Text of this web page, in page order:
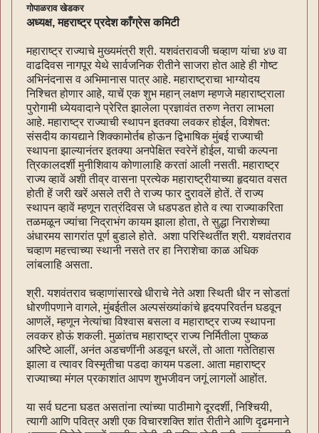
गोपाळराव खेडकर
अध्यक्ष, महराष्ट्र प्रदेश काँग्रेस कमिटी
महाराष्ट्र राज्याचे मुख्यमंत्री श्री. यशवंतरावजी चव्हाण यांचा ४७ वा
वाढदिवस नागपूर येथे सार्वजनिक रीतीने साजरा होत आहे ही गोष्ट
अभिनंदनास व अभिमानास पात्र आहे. महाराष्ट्राचा भाग्योदय
निश्चित होणार आहे, याचें एक शुभ महान् लक्षण म्हणजे महाराष्ट्राला
पुरोगामी ध्येयवादाने प्रेरित झालेला प्रज्ञावंत तरुण नेतरा लाभला
आहे. महाराष्ट्र राज्याची स्थापन इतक्या लवकर होईल, विशेषत:
संसदीय कायद्याने शिक्कामोर्तब होऊन द्विभाषिक मुंबई राज्याची
स्थापना झाल्यानंतर इतक्या अनपेक्षित स्वरेनें होईल, याची कल्पना
त्रिकालदर्शी मुनीशिवाय कोणालाहि करतां आली नसती. महाराष्ट्र
राज्य व्हावें अशी तीव्र वासना प्रत्येक महाराष्ट्रीयाच्या हृदयात वसत
होती हें जरी खरें असले तरी ते राज्य फार दुरावलें होतें. तें राज्य
स्थापन व्हावें म्हणून रात्रंदिवस जे धडपडत होते व त्या राज्याकरिता
तळमळून ज्यांचा निद्राभंग कायम झाला होता, ते सुद्धा निराशेच्या
अंधारमय सागरांत पूर्ण बुडाले होते. अशा परिस्थितींत श्री. यशवंतराव
चव्हाण महत्त्वाच्या स्थानी नसते तर हा निराशेचा काळ अधिक
लांबलाहि असता.
श्री. यशवंतराव चव्हाणांसारखे धीराचे नेते अशा स्थिती धीर न सोडतां
धोरणीपणाने वागले, मुंबईतील अल्पसंख्यांकांचे हृदयपरिवर्तन घडवून
आणलें, म्हणून नेत्यांचा विश्वास बसला व महाराष्ट्र राज्य स्थापना
लवकर होऊं शकली. मुळांतच महाराष्ट्र राज्य निर्मितीला पुष्कळ
अरिष्टे आलीं, अनंत अडचणींनी अडवून धरलें, तो आता गतेतिहास
झाला व त्यावर विस्मृतीचा पडदा कायम पडला. आता महाराष्ट्र
राज्याच्या मंगल प्रकाशांत आपण शुभजीवन जगूं लागलों आहोंत.
या सर्व घटना घडत असतांना त्यांच्या पाठीमागे दूरदर्शी, निश्चियी,
त्यागी आणि पवित्र अशी एक विचारशक्ति शांत रीतीने आणि दृढमनाने